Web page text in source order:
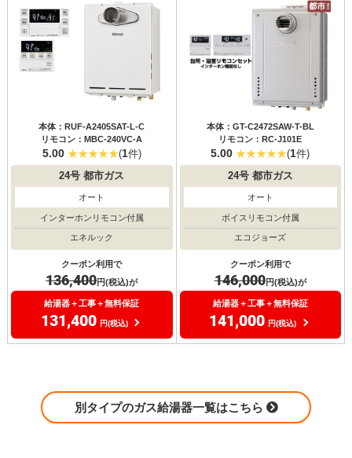
本体：RUF-A2405SAT-L-C
リモコン：MBC-240VC-A
5.00 (1件)
24号 都市ガス
オート
インターホンリモコン付属
エネルック
クーポン利用で
136,400円(税込)が
給湯器＋工事＋無料保証
131,400 円(税込)
本体：GT-C2472SAW-T-BL
リモコン：RC-J101E
5.00 (1件)
24号都市ガス
オート
ボイスリモコン付属
エコジョーズ
クーポン利用で
146,000円(税込)が
給湯器＋工事＋無料保証
141,000 円(税込)
別タイプのガス給湯器一覧はこちら